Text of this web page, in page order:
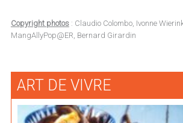
Copyright photos: Claudio Colombo, Ivonne
MangAllyPop@ER, Bernard Girardin
ART DE VIVRE